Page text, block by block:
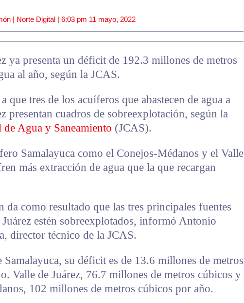
| Norte Digital | 6:03 pm 11 mayo, 2022
ya presenta un déficit de 192.3 millones de metros
al año, según la JCAS.
que tres de los acuíferos que abastecen de agua a
presentan cuadros de sobreexplotación, según la
de Agua y Saneamiento (JCAS).
Samalayuca como el Conejos-Médanos y el Valle
más extracción de agua que la que recargan
da como resultado que las tres principales fuentes
Juárez estén sobreexplotados, informó Antonio
director técnico de la JCAS.
Samalayuca, su déficit es de 13.6 millones de metros
Valle de Juárez, 76.7 millones de metros cúbicos y
102 millones de metros cúbicos por año.